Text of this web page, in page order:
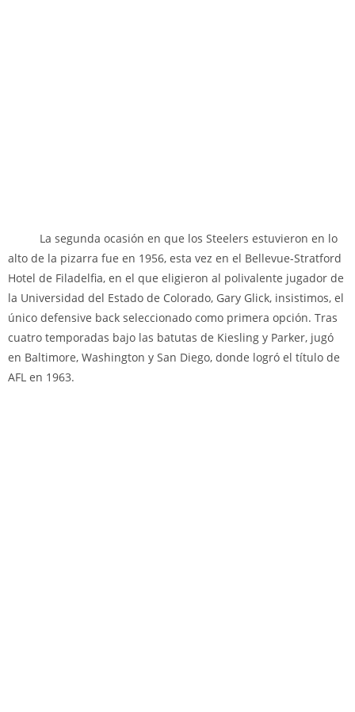
La segunda ocasión en que los Steelers estuvieron en lo
alto de la pizarra fue en 1956, esta vez en el Bellevue-Stratford
Hotel de Filadelfia, en el que eligieron al polivalente jugador de
la Universidad del Estado de Colorado, Gary Glick, insistimos, el
único defensive back seleccionado como primera opción. Tras
cuatro temporadas bajo las batutas de Kiesling y Parker, jugó
en Baltimore, Washington y San Diego, donde logró el título de
AFL en 1963.